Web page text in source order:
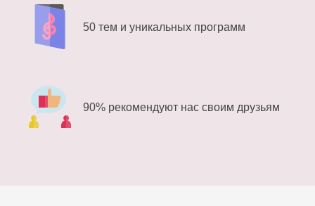
50 тем и уникальных программ
90% рекомендуют нас своим друзьям